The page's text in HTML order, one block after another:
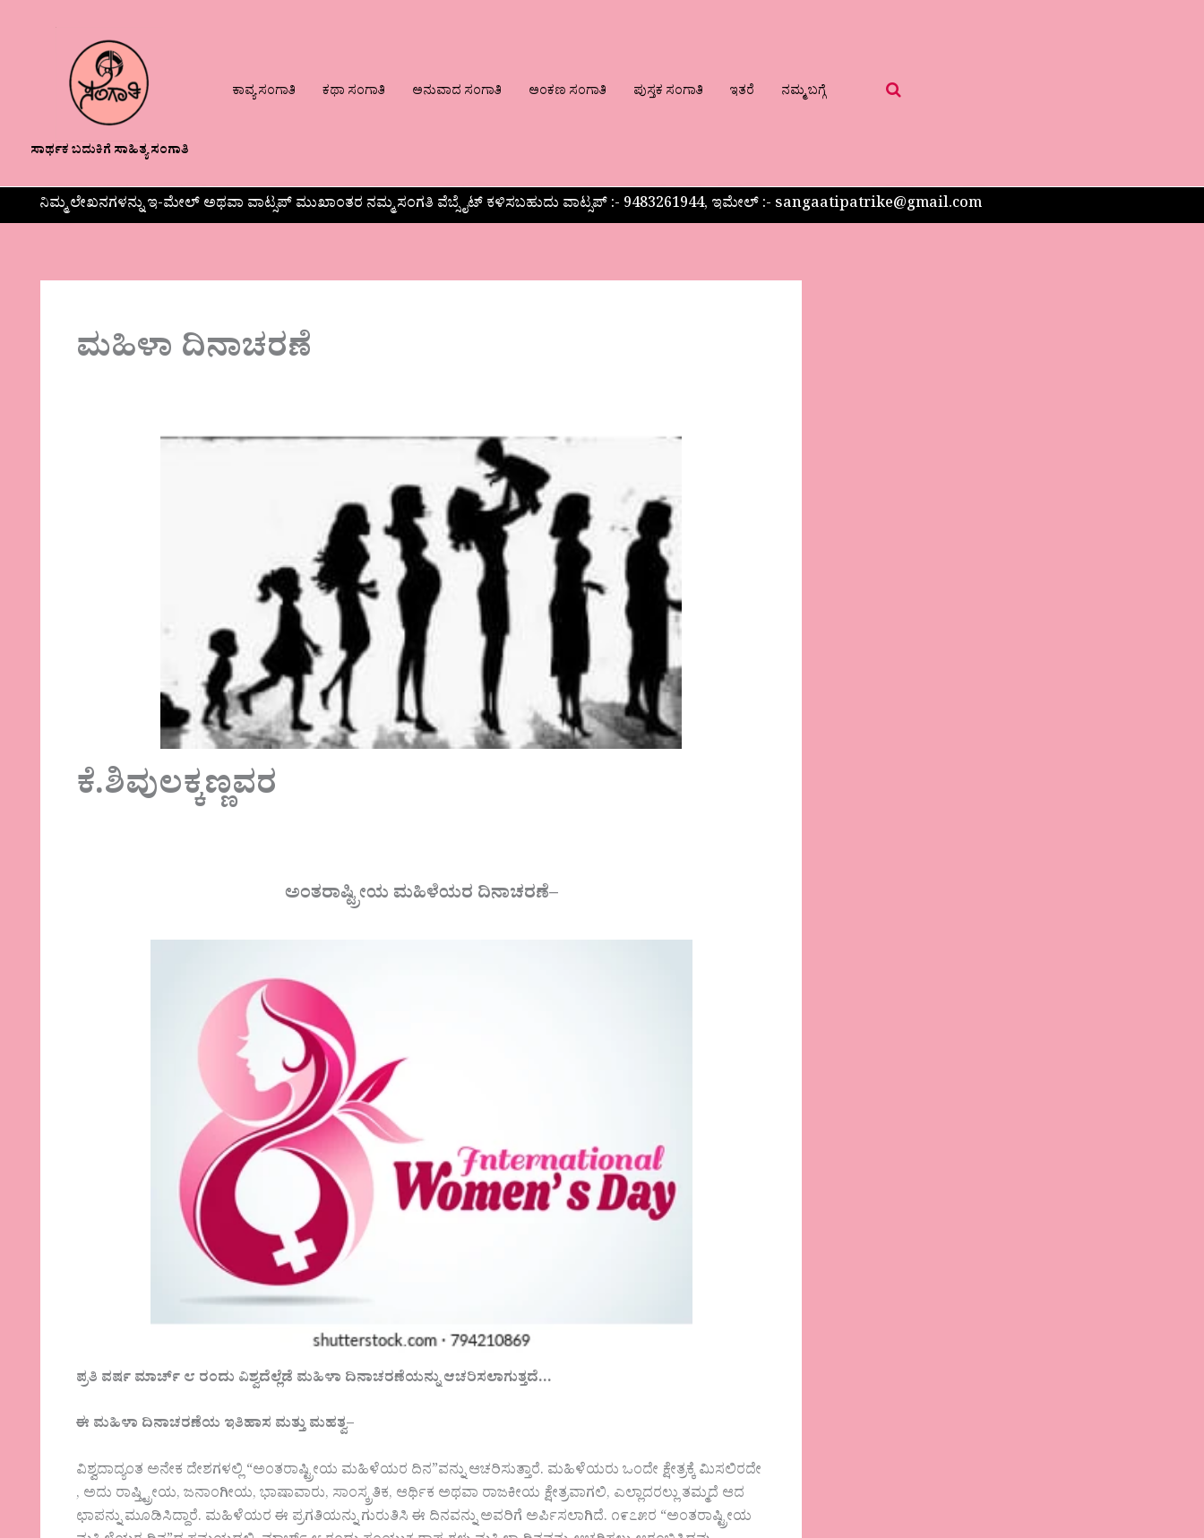
ಸಾರ್ಥಕ ಬದುಕಿಗೆ ಸಾಹಿತ್ಯ ಸಂಗಾತಿ
ಕಾವ್ಯ ಸಂಗಾತಿ ಕಥಾ ಸಂಗಾತಿ ಅನುವಾದ ಸಂಗಾತಿ ಅಂಕಣ ಸಂಗಾತಿ ಪುಸ್ತಕ ಸಂಗಾತಿ ಇತರೆ ನಮ್ಮ ಬಗ್ಗೆ
ನಿಮ್ಮ ಲೇಖನಗಳನ್ನು ಇ-ಮೇಲ್ ಅಥವಾ ವಾಟ್ಸಪ್ ಮುಖಾಂತರ ನಮ್ಮ ಸಂಗತಿ ವೆಬ್ಸೈಟ್ ಕಳಿಸಬಹುದು ವಾಟ್ಸಪ್‌ :- 9483261944, ಇಮೇಲ್ :- sangaatipatrike@gmail.com
ಮಹಿಳಾ ದಿನಾಚರಣೆ
ಕೆ.ಶಿವುಲಕ್ಕಣ್ಣವರ
ಅಂತರಾಷ್ಟ್ರೀಯ ಮಹಿಳೆಯರ ದಿನಾಚರಣೆ–
ಪ್ರತಿ ವರ್ಷ ಮಾರ್ಚ್ ೮ ರಂದು ವಿಶ್ವದೆಲ್ಲೆಡೆ ಮಹಿಳಾ ದಿನಾಚರಣೆಯನ್ನು ಆಚರಿಸಲಾಗುತ್ತದೆ…
ಈ ಮಹಿಳಾ ದಿನಾಚರಣೆಯ ಇತಿಹಾಸ ಮತ್ತು ಮಹತ್ವ–
ವಿಶ್ವದಾದ್ಯಂತ ಅನೇಕ ದೇಶಗಳಲ್ಲಿ “ಅಂತರಾಷ್ಟ್ರೀಯ ಮಹಿಳೆಯರ ದಿನ”ವನ್ನು ಆಚರಿಸುತ್ತಾರೆ. ಮಹಿಳೆಯರು ಒಂದೇ ಕ್ಷೇತ್ರಕ್ಕೆ ಮಿಸಲಿರದೇ
, ಅದು ರಾಷ್ತ್ಟ್ರೀಯ, ಜನಾಂಗೀಯ, ಭಾಷಾವಾರು, ಸಾಂಸ್ಕ್ರತಿಕ, ಆರ್ಥಿಕ ಅಥವಾ ರಾಜಕೀಯ ಕ್ಷೇತ್ರವಾಗಲಿ, ಎಲ್ಲಾದರಲ್ಲು ತಮ್ಮದೆ ಆದ
ಛಾಪನ್ನು ಮೂಡಿಸಿದ್ದಾರೆ. ಮಹಿಳೆಯರ ಈ ಪ್ರಗತಿಯನ್ನು ಗುರುತಿಸಿ ಈ ದಿನವನ್ನು ಅವರಿಗೆ ಅರ್ಪಿಸಲಾಗಿದೆ. ೧೯೭೫ರ “ಅಂತರಾಷ್ಟ್ರೀಯ